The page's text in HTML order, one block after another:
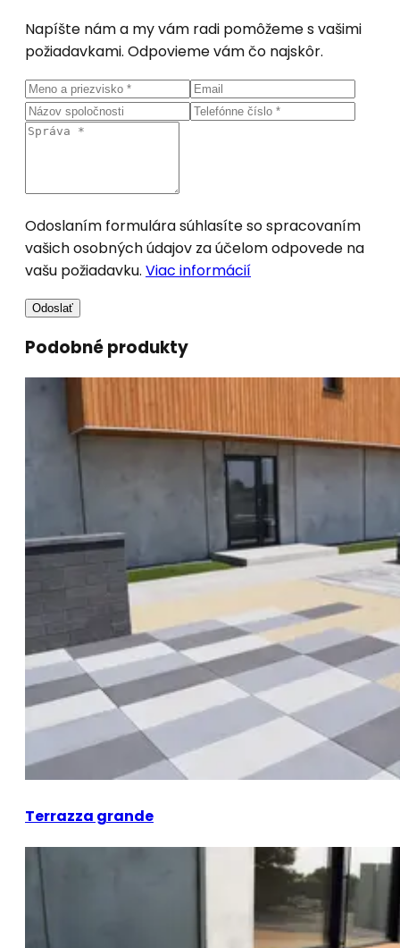
Napíšte nám a my vám radi pomôžeme s vašimi
požiadavkami. Odpovieme vám čo najskôr.
Odoslaním formulára súhlasíte so spracovaním
vašich osobných údajov za účelom odpovede na
vašu požiadavku. Viac informácií
Odoslať
Podobné produkty
Terrazza grande